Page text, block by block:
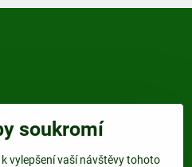
soukromí
vylepšení vaší návštěvy tohoto